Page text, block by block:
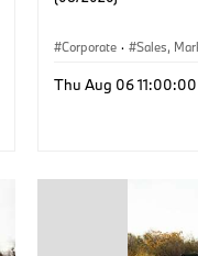
Corporate · Sales,
Thu Aug 06 11:00:00